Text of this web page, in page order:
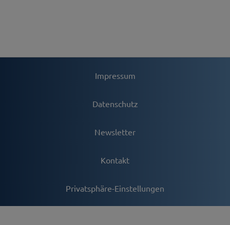
Impressum
Datenschutz
Newsletter
Kontakt
Privatsphäre-Einstellungen